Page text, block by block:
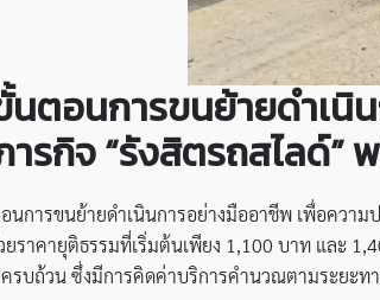
ตอนการขนย้ายดำเนิ
รกิจ “รังสิตรถสไลด์”
นการขนย้ายดำเนินการอย่างมืออาชีพ เพื่อควา
ยราคายุติธรรมที่เริ่มต้นเพียง 1,100 บาท และ
ครบถ้วน ซึ่งมีการคิดค่าบริการคำนวณตามระยะท